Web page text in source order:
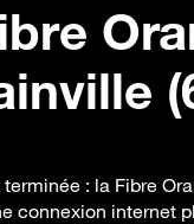
terminée : la Fibre
connexion internet